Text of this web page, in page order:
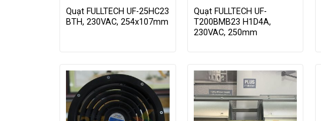
Quạt FULLTECH UF-25HC23
BTH, 230VAC, 254x107mm
Quạt FULLTECH UF-
T200BMB23 H1D4A,
230VAC, 250mm